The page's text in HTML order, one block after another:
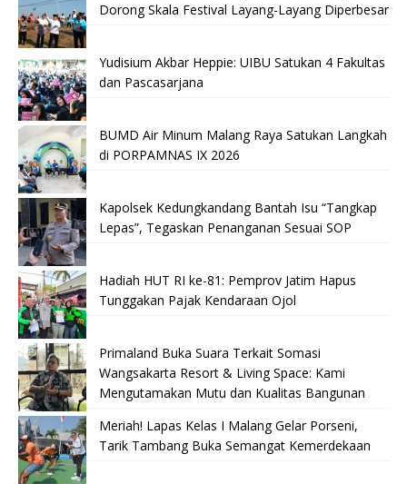
Dorong Skala Festival Layang-Layang Diperbesar
Yudisium Akbar Heppie: UIBU Satukan 4 Fakultas
dan Pascasarjana
BUMD Air Minum Malang Raya Satukan Langkah
di PORPAMNAS IX 2026
Kapolsek Kedungkandang Bantah Isu “Tangkap
Lepas”, Tegaskan Penanganan Sesuai SOP
Hadiah HUT RI ke-81: Pemprov Jatim Hapus
Tunggakan Pajak Kendaraan Ojol
Primaland Buka Suara Terkait Somasi
Wangsakarta Resort & Living Space: Kami
Mengutamakan Mutu dan Kualitas Bangunan
Meriah! Lapas Kelas I Malang Gelar Porseni,
Tarik Tambang Buka Semangat Kemerdekaan